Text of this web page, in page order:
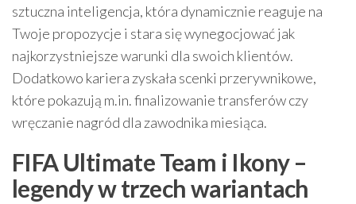
sztuczna inteligencja, która dynamicznie reaguje na
Twoje propozycje i stara się wynegocjować jak
najkorzystniejsze warunki dla swoich klientów.
Dodatkowo kariera zyskała scenki przerywnikowe,
które pokazują m.in. finalizowanie transferów czy
wręczanie nagród dla zawodnika miesiąca.
FIFA Ultimate Team i Ikony –
legendy w trzech wariantach